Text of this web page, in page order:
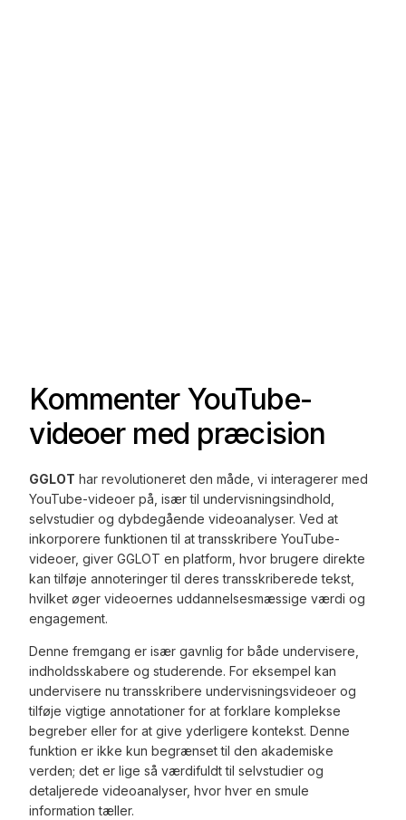
Kommenter YouTube-
videoer med præcision
GGLOT har revolutioneret den måde, vi interagerer med
YouTube-videoer på, især til undervisningsindhold,
selvstudier og dybdegående videoanalyser. Ved at
inkorporere funktionen til at transskribere YouTube-
videoer, giver GGLOT en platform, hvor brugere direkte
kan tilføje annoteringer til deres transskriberede tekst,
hvilket øger videoernes uddannelsesmæssige værdi og
engagement.
Denne fremgang er især gavnlig for både undervisere,
indholdsskabere og studerende. For eksempel kan
undervisere nu transskribere undervisningsvideoer og
tilføje vigtige annotationer for at forklare komplekse
begreber eller for at give yderligere kontekst. Denne
funktion er ikke kun begrænset til den akademiske
verden; det er lige så værdifuldt til selvstudier og
detaljerede videoanalyser, hvor hver en smule
information tæller.